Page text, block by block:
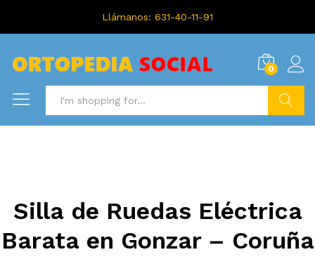
Llámanos: 631-40-11-91
0
Silla de Ruedas Eléctrica
Barata en Gonzar – Coruña